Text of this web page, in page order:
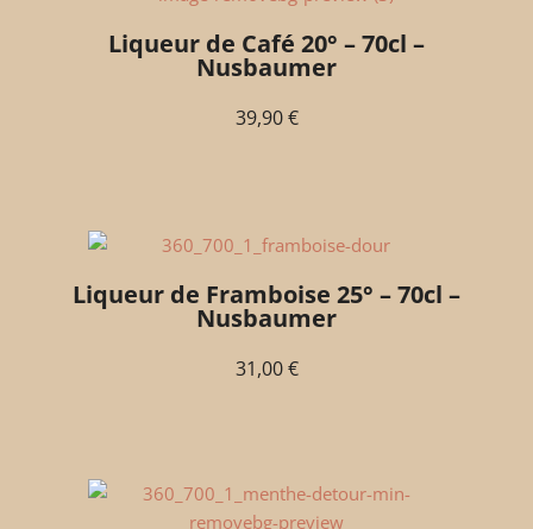
Liqueur de Café 20° – 70cl –
Nusbaumer
39,90€
Liqueur de Framboise 25° – 70cl –
Nusbaumer
31,00€